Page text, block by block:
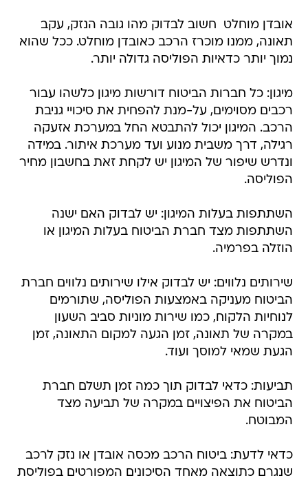
אובדן מוחלט  חשוב לבדוק מהו גובה הנזק, עקב
תאונה, ממנו מוכרז הרכב כאובדן מוחלט. ככל שהוא
נמוך יותר כדאיות הפוליסה גדולה יותר.
מיגון: כל חברות הביטוח דורשות מיגון כלשהו עבור
רכבים מסוימים, על-מנת להפחית את סיכויי גניבת
הרכב. המיגון יכול להתבטא החל במערכת אזעקה
רגילה, דרך משבית מנוע ועד מערכת איתור. במידה
ונדרש שיפור של המיגון יש לקחת זאת בחשבון מחיר
הפוליסה.
השתתפות בעלות המיגון: יש לבדוק האם ישנה
השתתפות מצד חברת הביטוח בעלות המיגון או
הוזלה בפרמיה.
שירותים נלווים: יש לבדוק אילו שירותים נלווים חברת
הביטוח מעניקה באמצעות הפוליסה, שתורמים
לנוחיות הלקוח, כמו שירות מוניות סביב השעון
במקרה של תאונה, זמן הגעה למקום התאונה, זמן
הגעת שמאי למוסך ועוד.
תביעות: כדאי לבדוק תוך כמה זמן תשלם חברת
הביטוח את הפיצויים במקרה של תביעה מצד
המבוטח.
כדאי לדעת: ביטוח הרכב מכסה אובדן או נזק לרכב
שנגרם כתוצאה מאחד הסיכונים המפורטים בפוליסת